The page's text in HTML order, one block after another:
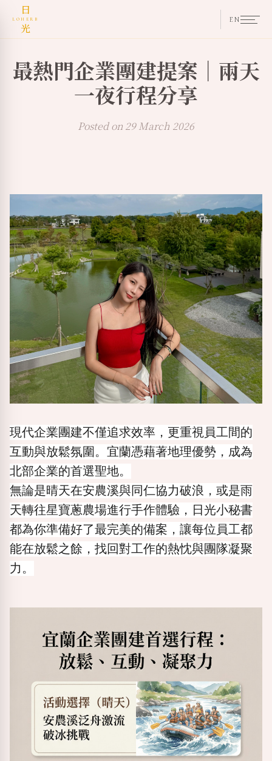
最熱門企業團建提案｜兩天
一夜行程分享
Posted on 29 March 2026
現代企業團建不僅追求效率，更重視員工間的
互動與放鬆氛圍。宜蘭憑藉著地理優勢，成為
北部企業的首選聖地。
無論是晴天在安農溪與同仁協力破浪，或是雨
天轉往星寶蔥農場進行手作體驗，日光小秘書
都為你準備好了最完美的備案，讓每位員工都
能在放鬆之餘，找回對工作的熱忱與團隊凝聚
力。
日
LOHERB
光
EN